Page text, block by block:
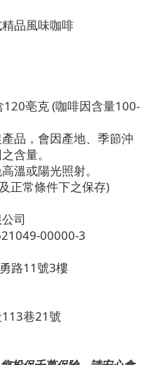
品風味咖啡
亳克 (咖啡因含量100-
品，會因產地、季節沖
含量。
溫或陽光照射。
正常條件下之保存)
司
00000-3
路11號3樓
巷21號